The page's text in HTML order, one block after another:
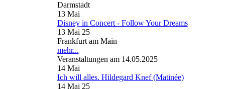
Darmstadt
13 Mai
Disney in Concert - Follow Your Dreams
13 Mai 25
Frankfurt am Main
mehr...
Veranstaltungen am 14.05.2025
14 Mai
Ich will alles. Hildegard Knef (Matinée)
14 Mai 25